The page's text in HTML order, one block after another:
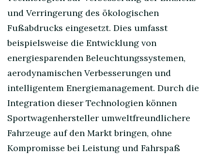
und Verringerung des ökologischen
Fußabdrucks eingesetzt. Dies umfasst
beispielsweise die Entwicklung von
energiesparenden Beleuchtungssystemen,
aerodynamischen Verbesserungen und
intelligentem Energiemanagement. Durch die
Integration dieser Technologien können
Sportwagenhersteller umweltfreundlichere
Fahrzeuge auf den Markt bringen, ohne
Kompromisse bei Leistung und Fahrspaß